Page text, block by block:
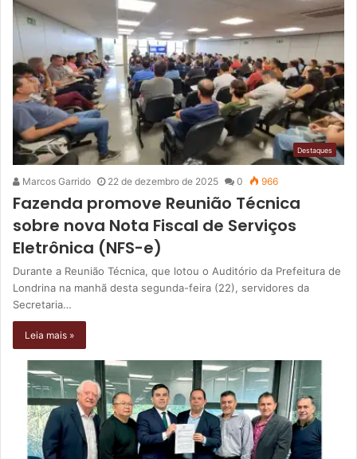
Destaques
Marcos Garrido 22 de dezembro de 2025 0 966
Fazenda promove Reunião Técnica
sobre nova Nota Fiscal de Serviços
Eletrônica (NFS-e)
Durante a Reunião Técnica, que lotou o Auditório da Prefeitura de
Londrina na manhã desta segunda-feira (22), servidores da
Secretaria…
Leia mais »